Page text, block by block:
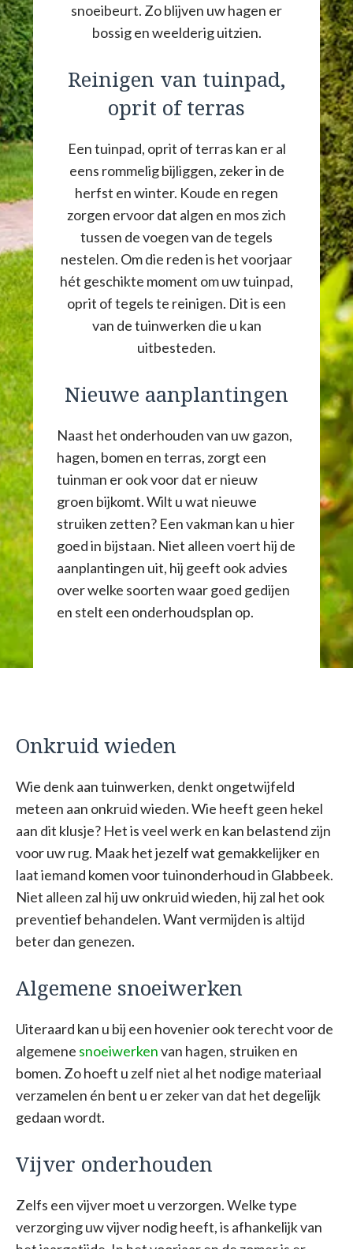
snoeibeurt. Zo blijven uw hagen er
bossig en weelderig uitzien.
Reinigen van tuinpad,
oprit of terras
Een tuinpad, oprit of terras kan er al
eens rommelig bijliggen, zeker in de
herfst en winter. Koude en regen
zorgen ervoor dat algen en mos zich
tussen de voegen van de tegels
nestelen. Om die reden is het voorjaar
hét geschikte moment om uw tuinpad,
oprit of tegels te reinigen. Dit is een
van de tuinwerken die u kan
uitbesteden.
Nieuwe aanplantingen
Naast het onderhouden van uw gazon,
hagen, bomen en terras, zorgt een
tuinman er ook voor dat er nieuw
groen bijkomt. Wilt u wat nieuwe
struiken zetten? Een vakman kan u hier
goed in bijstaan. Niet alleen voert hij de
aanplantingen uit, hij geeft ook advies
over welke soorten waar goed gedijen
en stelt een onderhoudsplan op.
Onkruid wieden
Wie denk aan tuinwerken, denkt ongetwijfeld
meteen aan onkruid wieden. Wie heeft geen hekel
aan dit klusje? Het is veel werk en kan belastend zijn
voor uw rug. Maak het jezelf wat gemakkelijker en
laat iemand komen voor tuinonderhoud in Glabbeek.
Niet alleen zal hij uw onkruid wieden, hij zal het ook
preventief behandelen. Want vermijden is altijd
beter dan genezen.
Algemene snoeiwerken
Uiteraard kan u bij een hovenier ook terecht voor de
algemene snoeiwerkenvan hagen, struiken en
bomen. Zo hoeft u zelf niet al het nodige materiaal
verzamelen én bent u er zeker van dat het degelijk
gedaan wordt.
Vijver onderhouden
Zelfs een vijver moet u verzorgen. Welke type
verzorging uw vijver nodig heeft, is afhankelijk van